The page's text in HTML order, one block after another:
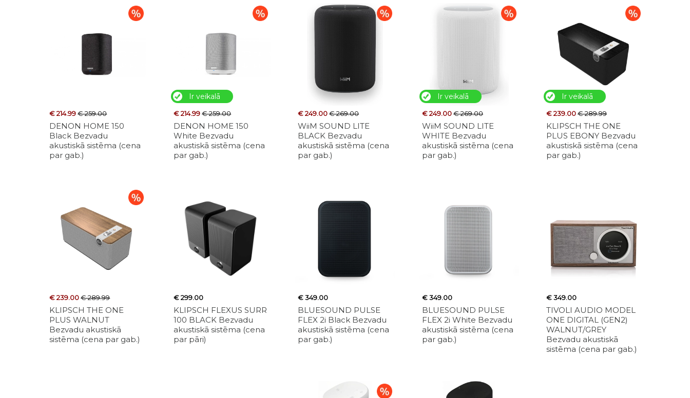
€ 214.99€ 259.00
DENON HOME 150
Black Bezvadu
akustiskā sistēma (cena
par gab.)
Ir veikalā
€ 214.99€ 259.00
DENON HOME 150
White Bezvadu
akustiskā sistēma (cena
par gab.)
€ 249.00€ 269.00
WiiM SOUND LITE
BLACK Bezvadu
akustiskā sistēma (cena
par gab.)
Ir veikalā
€ 249.00€ 269.00
WiiM SOUND LITE
WHITE Bezvadu
akustiskā sistēma (cena
par gab.)
Ir veikalā
€ 239.00€ 289.99
KLIPSCH THE ONE
PLUS EBONY Bezvadu
akustiskā sistēma (cena
par gab.)
€ 239.00€ 289.99
KLIPSCH THE ONE
PLUS WALNUT
Bezvadu akustiskā
sistēma (cena par gab.)
€ 299.00
KLIPSCH FLEXUS SURR
100 BLACK Bezvadu
akustiskā sistēma (cena
par pāri)
€ 349.00
BLUESOUND PULSE
FLEX 2i Black Bezvadu
akustiskā sistēma (cena
par gab.)
€ 349.00
BLUESOUND PULSE
FLEX 2i White Bezvadu
akustiskā sistēma (cena
par gab.)
€ 349.00
TIVOLI AUDIO MODEL
ONE DIGITAL (GEN2)
WALNUT/GREY
Bezvadu akustiskā
sistēma (cena par gab.)